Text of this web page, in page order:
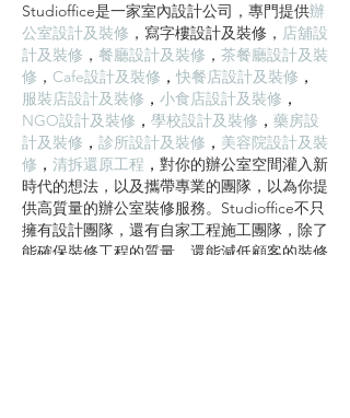
Studioffice是一家室內設計公司，專門提供辦
公室設計及裝修 ， 寫字樓設計及裝修 ， 店舖設
計及裝修 ， 餐廳設計及裝修 ， 茶餐廳設計及裝
修 ， Cafe設計及裝修 ， 快餐店設計及裝修 ，
服裝店設計及裝修 ， 小食店設計及裝修 ，
NGO設計及裝修 ， 學校設計及裝修 ， 藥房設
計及裝修 ， 診所設計及裝修 ， 美容院設計及裝
修 ， 清拆還原工程 ， 對你的辦公室空間灌入新
時代的想法，以及攜帶專業的團隊，以為你提
供高質量的辦公室裝修服務。Studioffice不只
擁有設計團隊，還有自家工程施工團隊，除了
能確保裝修工程的質量，還能減低顧客的裝修